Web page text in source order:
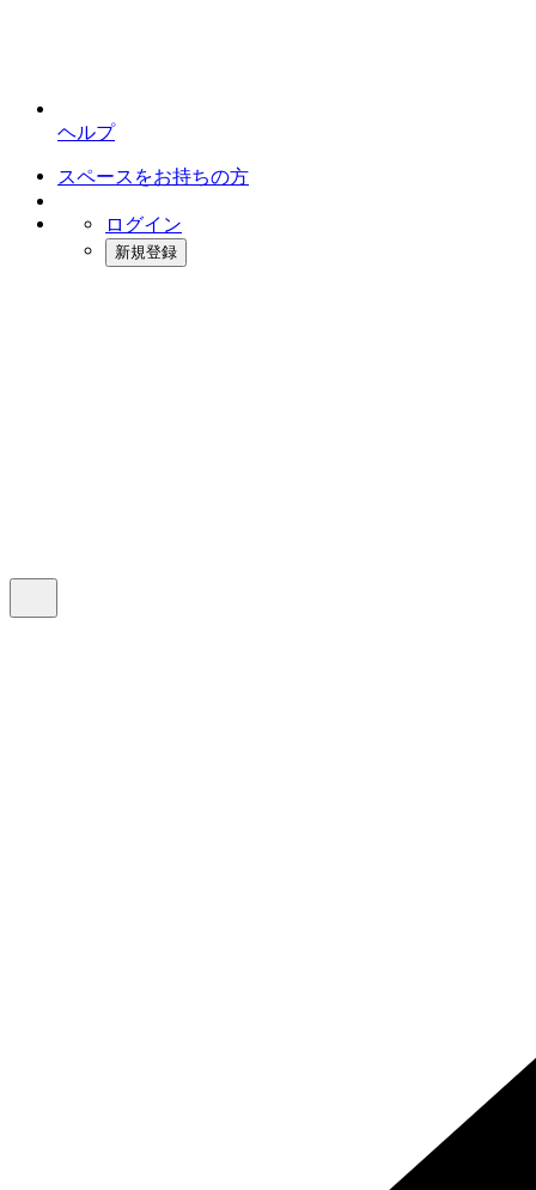
ヘルプ
スペースをお持ちの方
ログイン
新規登録